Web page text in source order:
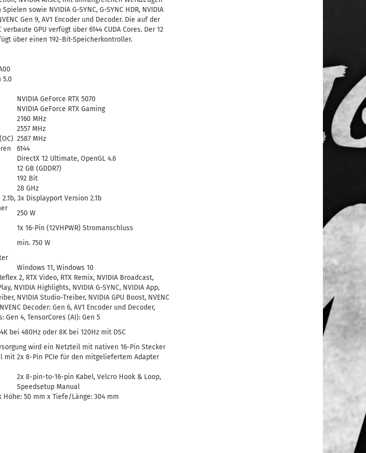
sowie NVIDIA G-SYNC, G-SYNC HDR, NVIDIA
Gen 9, AV1 Encoder und Decoder. Die auf der
verbaute GPU verfügt über 6144 CUDA Cores. Der 12
über einen 192-Bit-Speicherkontroller.
5.0
NVIDIA GeForce RTX 5070
NVIDIA GeForce RTX Gaming
2160 MHz
2557 MHz
2587 MHz
6144
DirectX 12 Ultimate, OpenGL 4.6
12 GB (GDDR7)
192 Bit
28 GHz
3x Displayport Version 2.1b
250 W
1x 16-Pin (12VHPWR) Stromanschluss
min. 750 W
Windows 11, Windows 10
2, RTX Video, RTX Remix, NVIDIA Broadcast,
NVIDIA Highlights, NVIDIA G-SYNC, NVIDIA App,
NVIDIA Studio-Treiber, NVIDIA GPU Boost, NVENC
Decoder: Gen 6, AV1 Encoder und Decoder,
Gen 4, TensorCores (AI): Gen 5
bei 480Hz oder 8K bei 120Hz mit DSC
wird ein Netzteil mit nativen 16-Pin Stecker
mit 2x 8-Pin PCIe für den mitgeliefertem Adapter
2x 8-pin-to-16-pin Kabel, Velcro Hook & Loop,
Speedsetup Manual
Höhe: 50 mm x Tiefe/Länge: 304 mm